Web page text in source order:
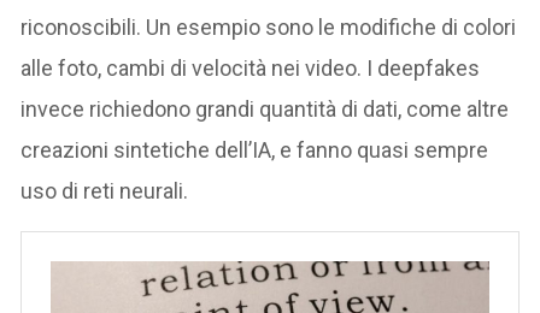
riconoscibili. Un esempio sono le modifiche di colori
alle foto, cambi di velocità nei video. I deepfakes
invece richiedono grandi quantità di dati, come altre
creazioni sintetiche dell’IA, e fanno quasi sempre
uso di reti neurali.